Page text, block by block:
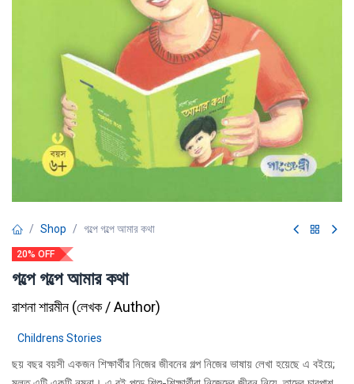
Shop গল্পে গল্পে আমার কথা
20% OFF
গল্পে গল্পে আমার কথা
রাশনা শারমীন (লেখক / Author)
Childrens Stories
ছয় বছর বয়সী একজন শিক্ষার্থীর নিজের জীবনের গল্প নিজের ভাষায় লেখা হয়েছে এ বইয়ে;